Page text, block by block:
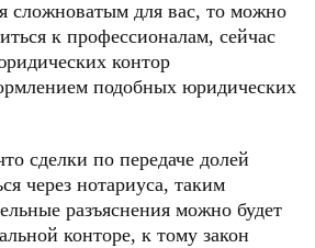
сложноватым для вас, то можно
к профессионалам, сейчас
контор
подобных юридических
сделки по передаче долей
через нотариуса, таким
разъяснения можно будет
конторе, к тому закон